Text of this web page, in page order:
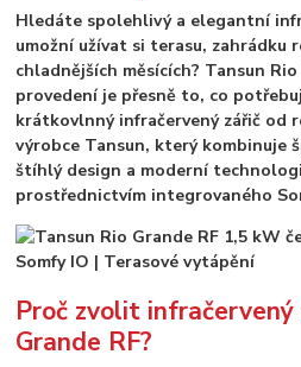
Hledáte spolehlivý a elegantní
umožní užívat si terasu, zahrádku
chladnějších měsících? Tansun
provedení je přesně to, co
krátkovlnný infračervený zářič od
výrobce Tansun, který kombinuje
štíhlý design a moderní
prostřednictvím integrovaného
Proč zvolit infračervený
Grande RF?